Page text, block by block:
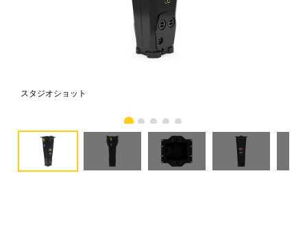
スタジオショット